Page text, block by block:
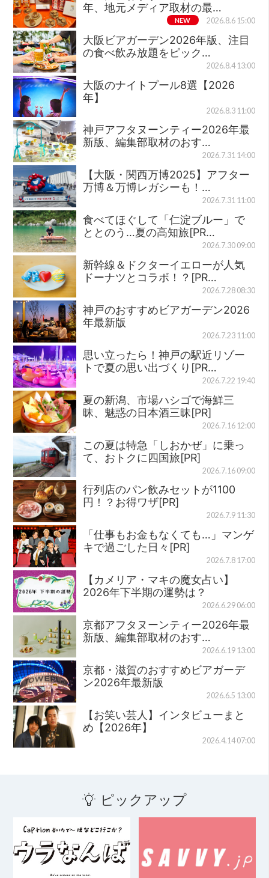
年、地元メディア取材の最…
NEW 2026.8.6 15:00
大阪ビアガーデン2026年版、注目
の食べ飲み放題をピック…
2026.8.4 13:00
大阪のナイトプール8選【2026
年】
2026.8.3 11:00
神戸アフタヌーンティー2026年最
新版、編集部取材のおす…
2026.7.31 14:00
【大阪・関西万博2025】アフター
万博＆万博レガシーも！…
2026.7.31 11:00
食べてほぐして「仁淀ブルー」で
ととのう…夏の高知旅[PR…
2026.7.30 09:00
新幹線＆ドクターイエローが人気
ドーナツとコラボ！？[PR…
2026.7.28 08:30
神戸のおすすめビアガーデン2026
年最新版
2026.7.23 11:00
思い立ったら！神戸の駅近リゾー
トで夏の思い出づくり[PR…
2026.7.22 19:40
夏の新潟、市場ハシゴで海鮮三
昧、魅惑の日本酒三昧[PR]
2026.7.16 12:00
この夏は特急「しおかぜ」に乗っ
て、おトクに四国旅[PR]
2026.7.16 09:00
行列店のパン飲みセットが1100
円！？お得ワザ[PR]
2026.7.9 11:30
「仕事もお金もなくても…」マンゲ
キで過ごした日々[PR]
2026.7.8 17:00
【カメリア・マキの魔女占い】
2026年下半期の運勢は？
2026.6.29 06:00
京都アフタヌーンティー2026年最
新版、編集部取材のおす…
2026.6.19 13:00
京都・滋賀のおすすめビアガーデ
ン2026年最新版
2026.6.5 13:00
【お笑い芸人】インタビューまと
め【2026年】
2026.4.14 07:00
ピックアップ